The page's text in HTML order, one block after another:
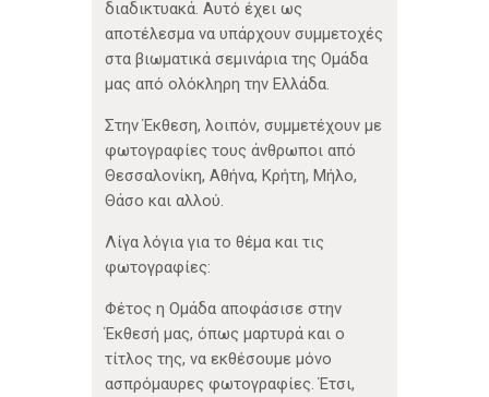
διαδικτυακά. Αυτό έχει ως
αποτέλεσμα να υπάρχουν συμμετοχές
στα βιωματικά σεμινάρια της Ομάδα
μας από ολόκληρη την Ελλάδα.
Στην Έκθεση, λοιπόν, συμμετέχουν με
φωτογραφίες τους άνθρωποι από
Θεσσαλονίκη, Αθήνα, Κρήτη, Μήλο,
Θάσο και αλλού.
Λίγα λόγια για το θέμα και τις
φωτογραφίες:
Φέτος η Ομάδα αποφάσισε στην
Έκθεσή μας, όπως μαρτυρά και ο
τίτλος της, να εκθέσουμε μόνο
ασπρόμαυρες φωτογραφίες. Έτσι,